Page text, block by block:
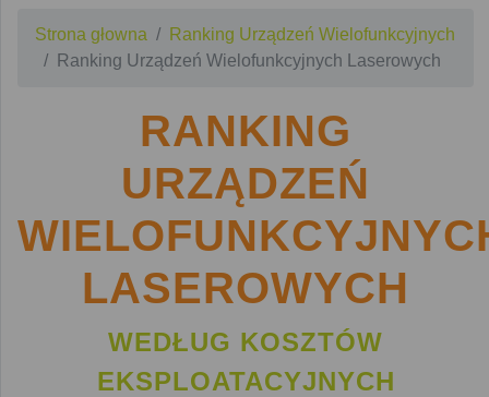
Strona głowna
Ranking Urządzeń Wielofunkcyjnych
Ranking Urządzeń Wielofunkcyjnych Laserowych
RANKING
URZĄDZEŃ
LASEROWYCH
WEDŁUG KOSZTÓW
EKSPLOATACYJNYCH